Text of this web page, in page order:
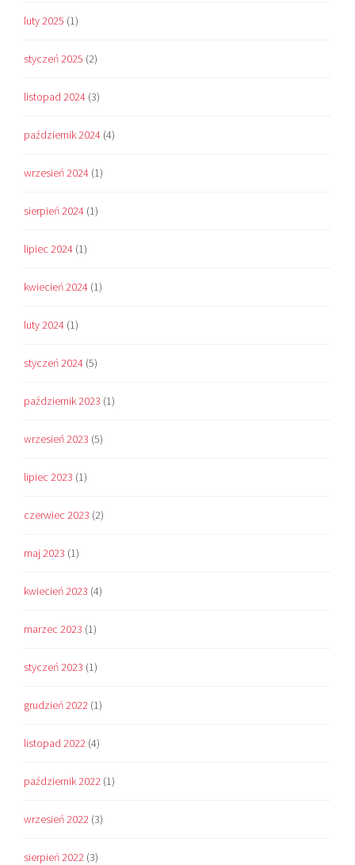
luty 2025 (1)
styczeń 2025 (2)
listopad 2024 (3)
październik 2024 (4)
wrzesień 2024 (1)
sierpień 2024 (1)
lipiec 2024 (1)
kwiecień 2024 (1)
luty 2024 (1)
styczeń 2024 (5)
październik 2023 (1)
wrzesień 2023 (5)
lipiec 2023 (1)
czerwiec 2023 (2)
maj 2023 (1)
kwiecień 2023 (4)
marzec 2023 (1)
styczeń 2023 (1)
grudzień 2022 (1)
listopad 2022 (4)
październik 2022 (1)
wrzesień 2022 (3)
sierpień 2022 (3)